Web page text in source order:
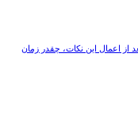
از اعمال این نکات، چقدر زمان